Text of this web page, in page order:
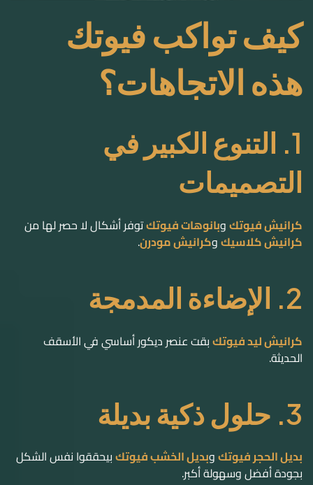
كيف تواكب فيوتك
هذه الاتجاهات؟
1. التنوع الكبير في
التصميمات
كرانيش فيوتكوبانوهات فيوتكتوفر أشكال لا حصر لها من
كرانيش كلاسيكوكرانيش مودرن.
2. الإضاءة المدمجة
كرانيش ليد فيوتكبقت عنصر ديكور أساسي في الأسقف
الحديثة.
3. حلول ذكية بديلة
بديل الحجر فيوتكوبديل الخشب فيوتكبيحققوا نفس الشكل
بجودة أفضل وسهولة أكبر.